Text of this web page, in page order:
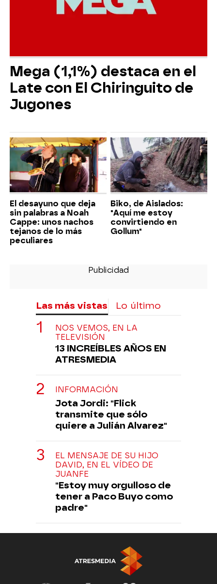
Mega (1,1%) destaca en el
Late con El Chiringuito de
Jugones
El desayuno que deja
sin palabras a Noah
Cappe: unos nachos
tejanos de lo más
peculiares
Biko, de Aislados:
"Aquí me estoy
convirtiendo en
Gollum"
Las más vistas Lo último
NOS VEMOS, EN LA
TELEVISIÓN
13 INCREÍBLES AÑOS EN
ATRESMEDIA
INFORMACIÓN
Jota Jordi: "Flick
transmite que sólo
quiere a Julián Alvarez"
EL MENSAJE DE SU HIJO
DAVID, EN EL VÍDEO DE
JUANFE
"Estoy muy orgulloso de
tener a Paco Buyo como
padre"